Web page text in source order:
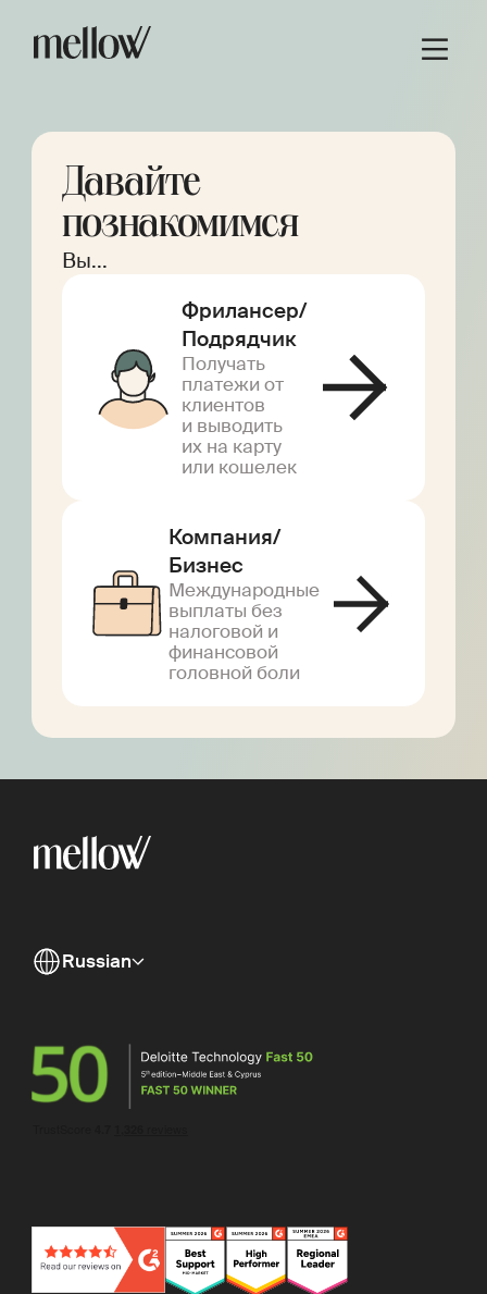
Давайте
познакомимся
Вы...
Фрилансер/
Подрядчик
Получать
платежи от
клиентов
и выводить
их на карту
или кошелек
Компания/
Бизнес
Международные
выплаты без
налоговой и
финансовой
головной боли
Russian